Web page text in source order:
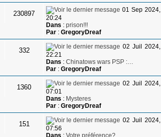
230897
01 Sep 2024,
20:24
Dans : prison!!!
Par: GregoryDreaf
332
02 Juil 2024,
22:21
Dans : Chinatows wars PSP :…
Par: GregoryDreaf
1360
02 Juil 2024,
07:01
Dans : Mysteres
Par: GregoryDreaf
151
02 Juil 2024,
07:56
Dans : Votre préférence?